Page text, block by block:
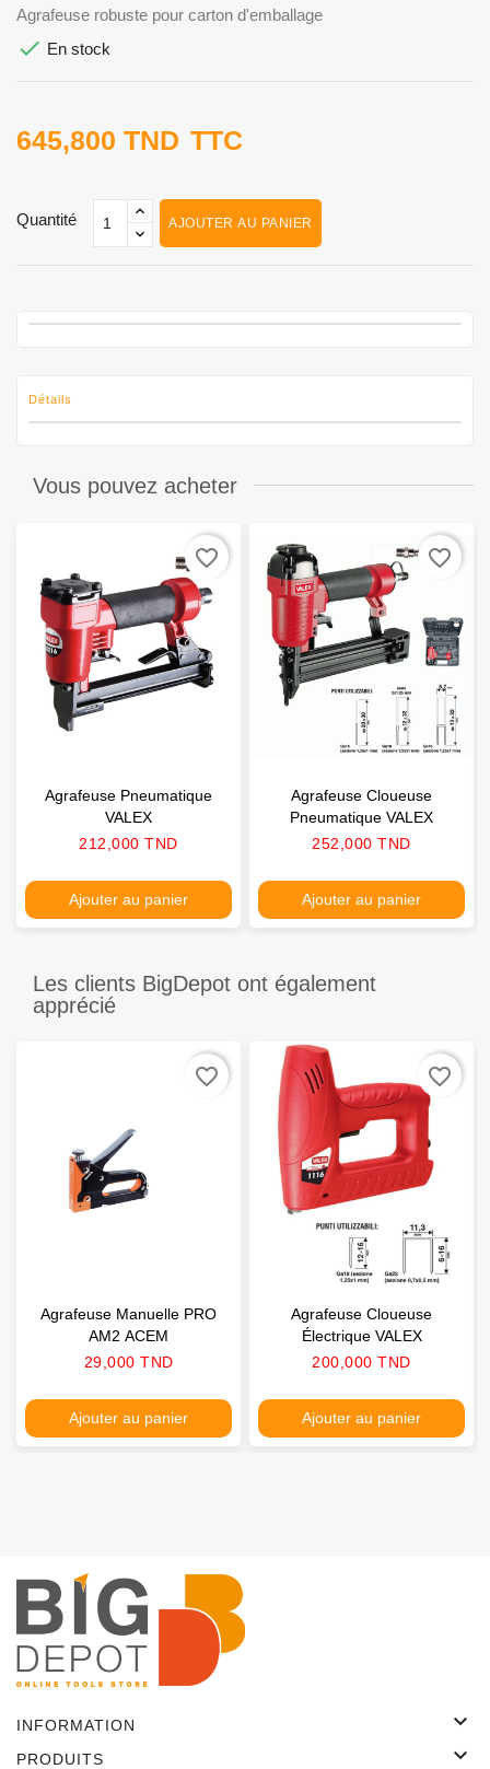
Agrafeuse robuste pour carton d'emballage
 En stock
645,800 TND TTC
Quantité AJOUTER AU PANIER
Détails
Vous pouvez acheter
Agrafeuse Pneumatique
VALEX
Prix
212,000 TND
Ajouter au panier
favorite_border
Agrafeuse Cloueuse
Pneumatique VALEX
Prix
252,000 TND
Ajouter au panier
favorite_border
Les clients BigDepot ont également
apprécié
Agrafeuse Manuelle PRO
AM2 ACEM
Prix
29,000 TND
Ajouter au panier
favorite_border
Agrafeuse Cloueuse
Électrique VALEX
Prix
200,000 TND
Ajouter au panier
favorite_border
INFORMATION 
PRODUITS 